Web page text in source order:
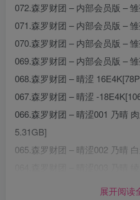
072.森罗财团 – 内部会员版 –
071.森罗财团 – 内部会员版 –
070.森罗财团 – 内部会员版 –
069.森罗财团 – 内部会员版 –
068.森罗财团 – 晴涩
067.森罗财团 – 晴涩 -
066.森罗财团 – 晴涩001 乃晴
5.31GB]
065.森罗财团 – 晴涩002 乃晴
展开阅读